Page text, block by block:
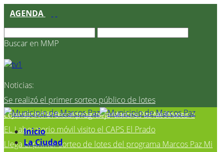
AGENDA
Buscar en MMP
Noticias:
Se realizó el primer sorteo público de lotes
correspondientes al programa Marcos Paz Mi Primer
El Jardín N° 910 continúa mejorando su infraestructura
EL Laboratorio móvil visito el CAPS El Prado
Llega el primer sorteo de lotes del programa Marcos Paz Mi
Inicio
La Ciudad